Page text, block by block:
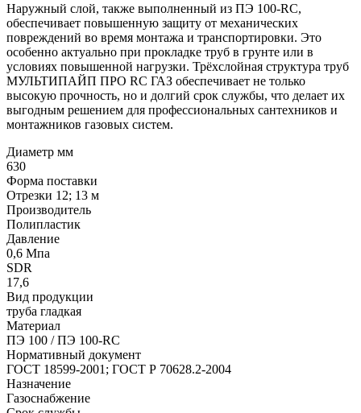
Наружный слой, также выполненный из ПЭ 100-RC,
обеспечивает повышенную защиту от механических
повреждений во время монтажа и транспортировки. Это
особенно актуально при прокладке труб в грунте или в
условиях повышенной нагрузки. Трёхслойная структура труб
МУЛЬТИПАЙП ПРО RC ГАЗ обеспечивает не только
высокую прочность, но и долгий срок службы, что делает их
выгодным решением для профессиональных сантехников и
монтажников газовых систем.
Диаметр мм
630
Форма поставки
Отрезки 12; 13 м
Производитель
Полипластик
Давление
0,6 Мпа
SDR
17,6
Вид продукции
труба гладкая
Материал
ПЭ 100 / ПЭ 100-RC
Нормативный документ
ГОСТ 18599-2001; ГОСТ Р 70628.2-2004
Назначение
Газоснабжение